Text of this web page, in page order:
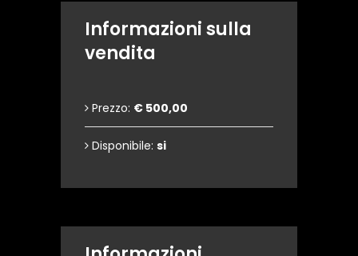
Informazioni sulla
vendita
Prezzo: € 500,00
Disponibile: si